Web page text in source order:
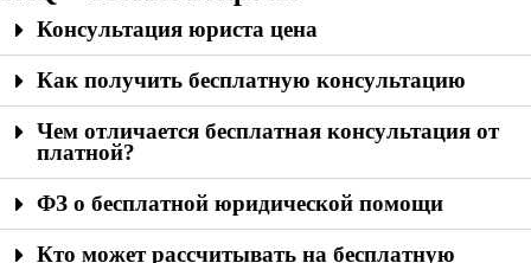
Консультация юриста цена
Как получить бесплатную консультацию
Чем отличается бесплатная консультация от
платной?
ФЗ о бесплатной юридической помощи
Кто может рассчитывать на бесплатную